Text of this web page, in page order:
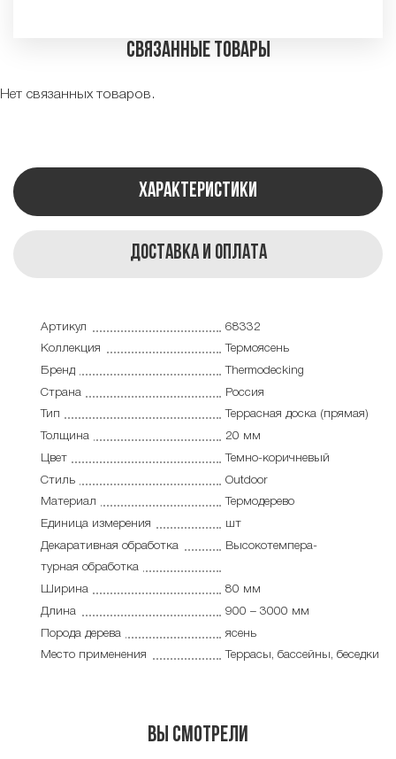
Связанные товары
Нет связанных товаров.
Характеристики
Доставка и оплата
Артикул
68332
Коллекция
Термоясень
Бренд
Thermodecking
Страна
Россия
Тип
Террасная доска (прямая)
Толщина
20 мм
Цвет
Темно-коричневый
Стиль
Outdoor
Материал
Термодерево
Единица измерения
шт
Декаративная обработка
Высокотемпера-
турная обработка
Ширина
80 мм
Длина
900 – 3000 мм
Порода дерева
ясень
Место применения
Террасы, бассейны, беседки
Вы смотрели